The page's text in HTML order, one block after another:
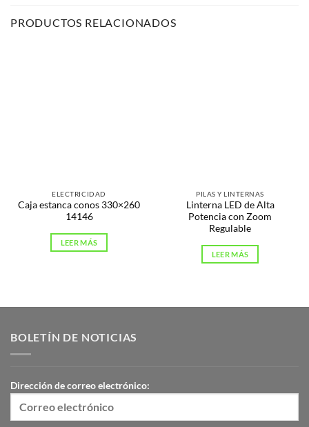
PRODUCTOS RELACIONADOS
ELECTRICIDAD
Caja estanca conos 330×260
14146
LEER MÁS
PILAS Y LINTERNAS
Linterna LED de Alta
Potencia con Zoom
Regulable
LEER MÁS
BOLETÍN DE NOTICIAS
Dirección de correo electrónico: